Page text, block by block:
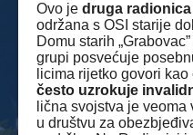
Ovo je druga radionica
održana s OSI starije
Domu starih
grupi posvećuje
licima rijetko govori kao
često uzrokuje
lična svojstva je
u društvu za